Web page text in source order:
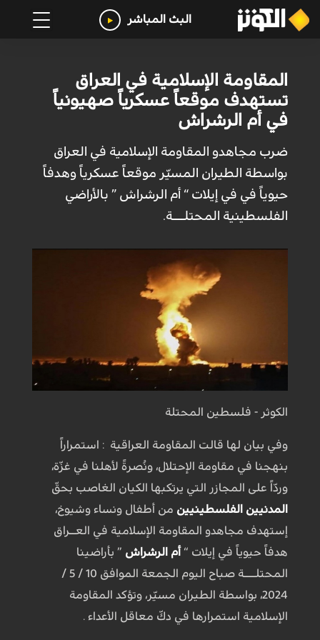
البث المباشر
المقاومة الإسلامية في العراق
تستهدف موقعاً عسكرياً صهيونياً
في أم الرشراش
ضرب مجاهدو المقاومة الإسلامية في العراق
بواسطة الطيران المسيّر موقعاً عسكرياً وهدفاً
حيوياً في في إيلات “ أم الرشراش ” بالأراضي
الفلسطينية المحتلــــة.
الكوثر - فلسطين المحتلة
وفي بيان لها قالت المقاومة العراقية : استمراراً
بنهجنا في مقاومة الإحتلال، ونُصرةً لأهلنا في غزّة،
وردّاً على المجازر التي يرتكبها الكيان الغاصب بحقّ
المدنيين الفلسطينيين من أطفال ونساء وشيوخ،
إستهدف مجاهدو المقاومة الإسلامية في العــراق
هدفاً حيوياً في إيلات “ أم الرشراش ” بأراضينا
المحتلــــة صباح اليوم الجمعة الموافق 10 / 5 /
2024، بواسطة الطيران مسيّر، وتؤكد المقاومة
الإسلامية استمرارها في دكّ معاقل الأعداء .